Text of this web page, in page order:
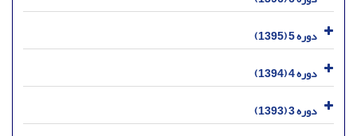
دوره 5 (1395)
دوره 4 (1394)
دوره 3 (1393)